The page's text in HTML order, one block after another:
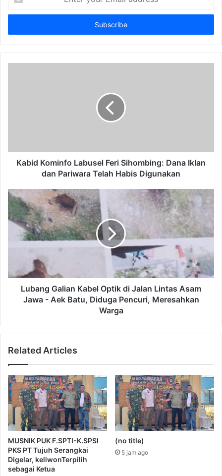
your
Email
Kabid Kominfo Labusel Feri Sihombing: Dana Iklan
dan Pariwara Telah Habis Digunakan
Lubang Galian Kabel Optik di Jalan Lintas Asam
Jawa - Aek Batu, Diduga Pencuri, Meresahkan
Warga
Related Articles
MUSNIK PUK F.SPTI-K.SPSI
PKS PT Tujuh Serangkai
Digelar, keliwonTerpilih
sebagai Ketua
(no title)
5 jam ago